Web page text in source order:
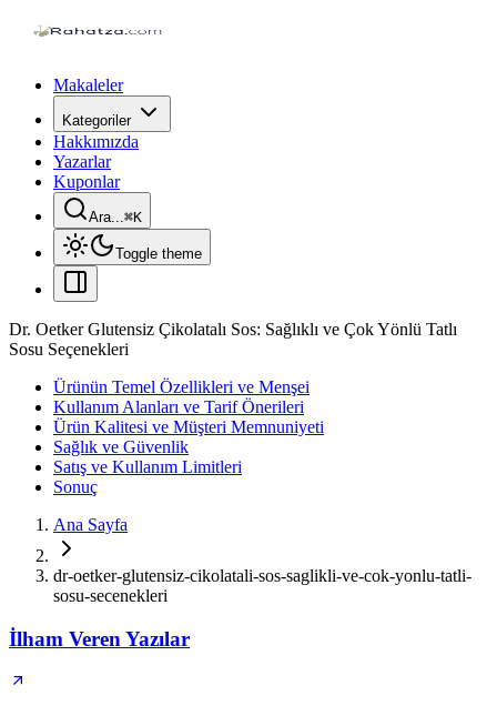
Makaleler
Kategoriler
Hakkımızda
Yazarlar
Kuponlar
Ara...⌘K
Toggle theme
Dr. Oetker Glutensiz Çikolatalı Sos: Sağlıklı ve Çok Yönlü Tatlı
Sosu Seçenekleri
Ürünün Temel Özellikleri ve Menşei
Kullanım Alanları ve Tarif Önerileri
Ürün Kalitesi ve Müşteri Memnuniyeti
Sağlık ve Güvenlik
Satış ve Kullanım Limitleri
Sonuç
Ana Sayfa
dr-oetker-glutensiz-cikolatali-sos-saglikli-ve-cok-yonlu-tatli-
sosu-secenekleri
İlham Veren Yazılar